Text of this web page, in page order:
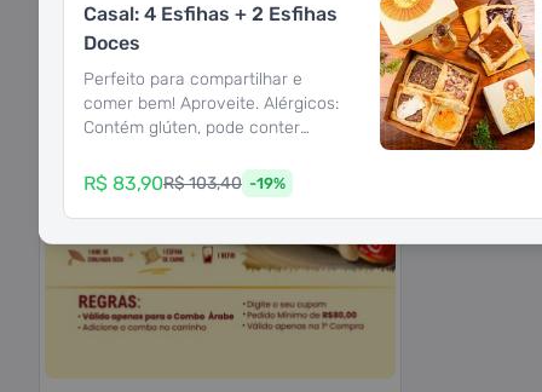
Lista de categorias
Casal: 4 Esfihas + 2 Esfihas
Doces
Perfeito para compartilhar e
comer bem! Aproveite. Alérgicos:
Contém glúten, pode conter
de leite.
R$ 83,90R$ 103,40 -19%